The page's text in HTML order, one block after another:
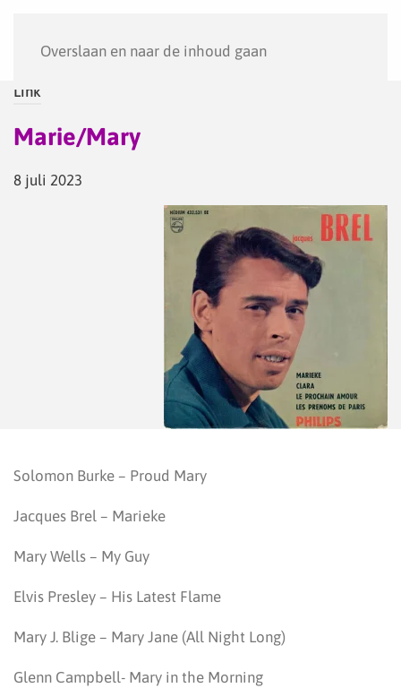
Overslaan en naar de inhoud gaan
Link
Marie/Mary
8 juli 2023
Solomon Burke – Proud Mary
Jacques Brel – Marieke
Mary Wells – My Guy
Elvis Presley – His Latest Flame
Mary J. Blige – Mary Jane (All Night Long)
Glenn Campbell- Mary in the Morning